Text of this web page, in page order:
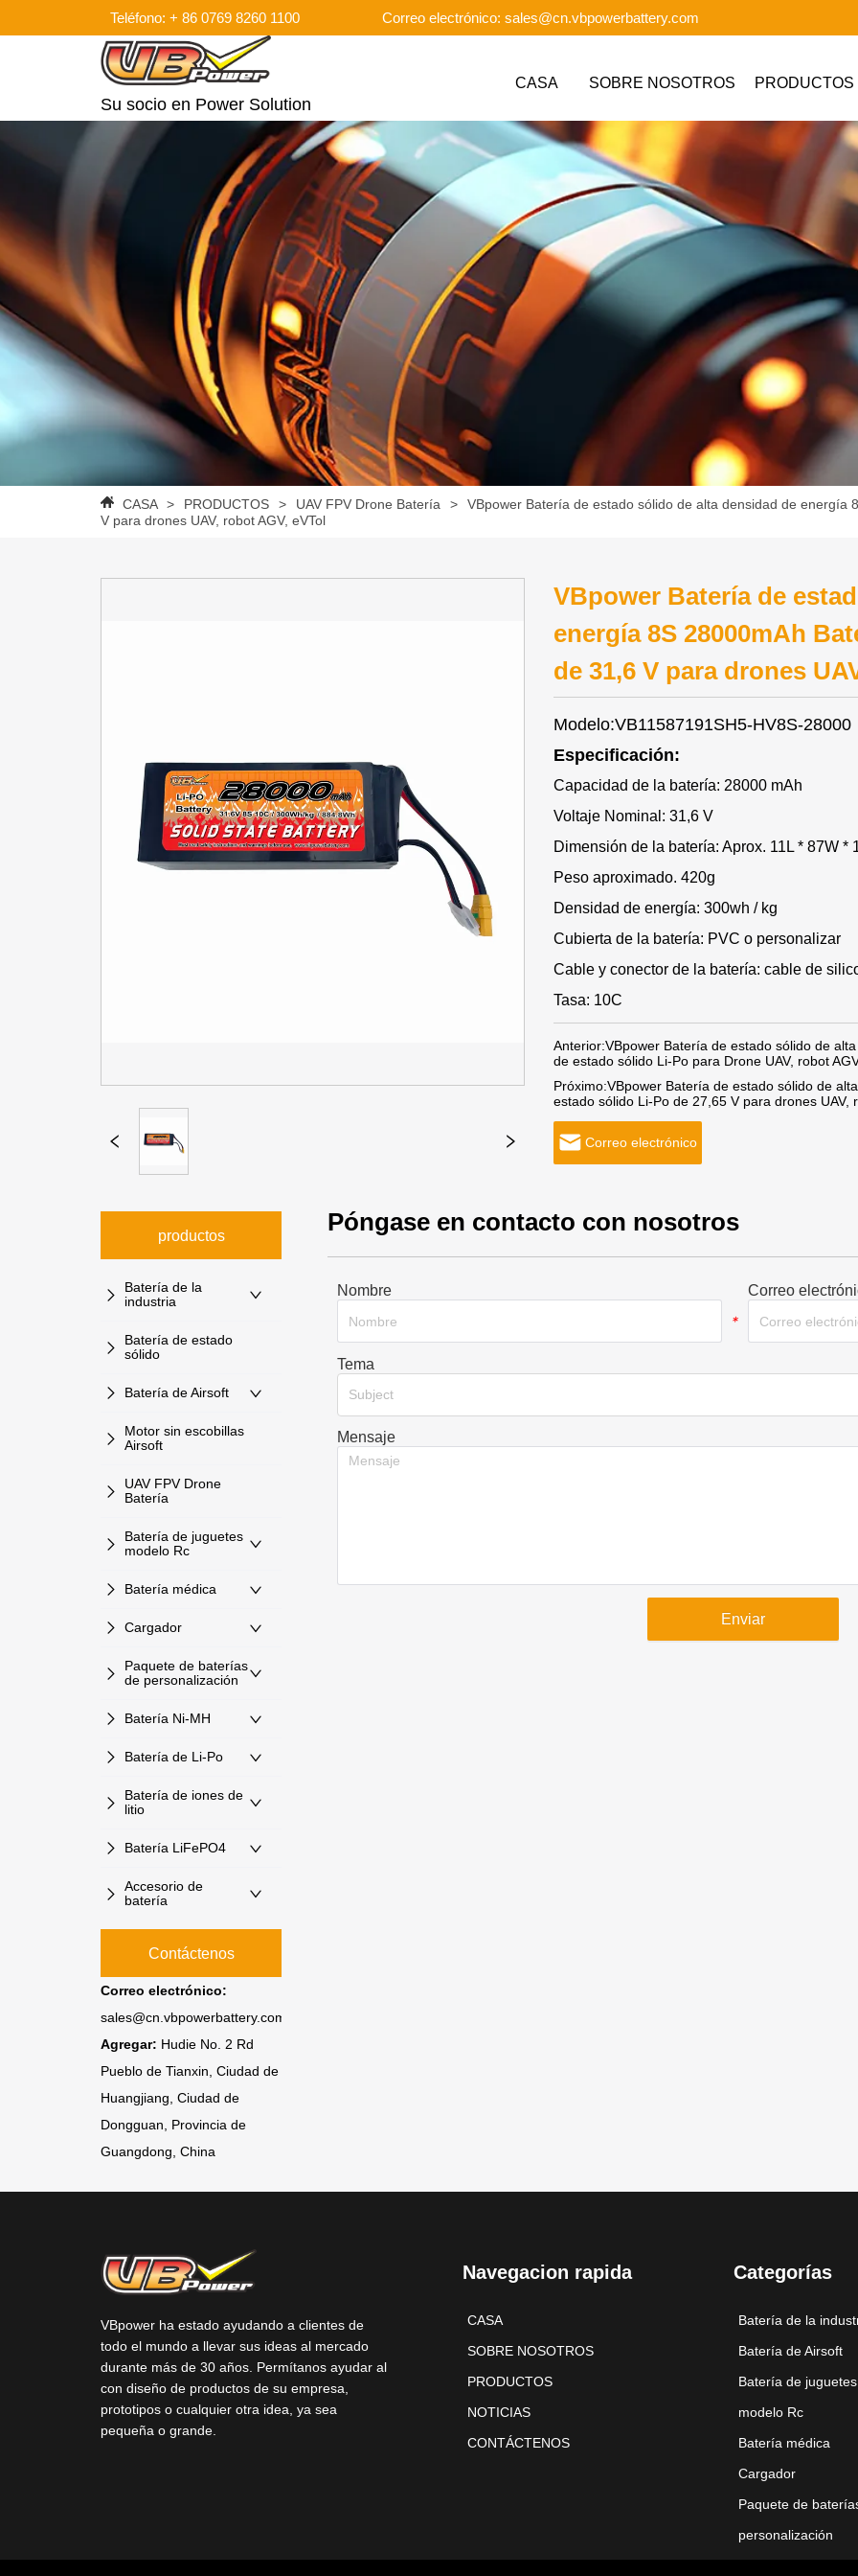
Teléfono: + 86 0769 8260 1100 Correo electrónico: sales@cn.vbpowerbattery.com
Su socio en Power Solution
CASA SOBRE NOSOTROS PRODUCTOS
CASA > PRODUCTOS > UAV FPV Drone Batería >
VBpower Batería de estado sólido de alta densidad de energía
V para drones UAV, robot AGV, eVTol
VBpower Batería de
energía 8S 28000mAh
de 31,6 V para drones
Modelo:VB11587191SH5-HV8S-28000
Especificación:
Capacidad de la batería: 28000 mAh
Voltaje Nominal: 31,6 V
Dimensión de la batería: Aprox. 11L * 87W *
Peso aproximado. 420g
Densidad de energía: 300wh / kg
Cubierta de la batería: PVC o personalizar
Cable y conector de la batería: cable de
Tasa: 10C
Anterior:VBpower Batería de estado sólido de
de estado sólido Li-Po para Drone UAV, robot
Próximo:VBpower Batería de estado sólido de
estado sólido Li-Po de 27,65 V para drones UAV,
Correo electrónico
productos
Batería de la
industria
Batería de estado
sólido
Batería de Airsoft
Motor sin escobillas
Airsoft
UAV FPV Drone
Batería
Batería de juguetes
modelo Rc
Batería médica
Cargador
Paquete de baterías
de personalización
Batería Ni-MH
Batería de Li-Po
Batería de iones de
litio
Batería LiFePO4
Accesorio de
batería
Contáctenos
Correo electrónico:
sales@cn.vbpowerbattery.com
Agregar: Hudie No. 2 Rd
Pueblo de Tianxin, Ciudad de
Huangjiang, Ciudad de
Dongguan, Provincia de
Guangdong, China
Póngase en contacto con nosotros
Nombre
*
Correo
Tema
Subject
Mensaje
Enviar
VBpower ha estado ayudando a clientes de
todo el mundo a llevar sus ideas al mercado
durante más de 30 años. Permítanos ayudar al
con diseño de productos de su empresa,
prototipos o cualquier otra idea, ya sea
pequeña o grande.
Navegacion rapida
CASA
SOBRE NOSOTROS
PRODUCTOS
NOTICIAS
CONTÁCTENOS
Categorías
Batería de la
Batería de Airsoft
Batería de juguetes
modelo Rc
Batería médica
Cargador
Paquete de
personalización